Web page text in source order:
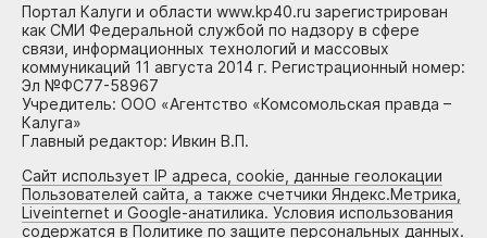
Портал Калуги и области www.kp40.ru зарегистрирован
как СМИ Федеральной службой по надзору в сфере
связи, информационных технологий и массовых
коммуникаций 11 августа 2014 г. Регистрационный номер:
Эл №ФС77-58967
Учредитель: ООО «Агентство «Комсомольская правда –
Калуга»
Главный редактор: Ивкин В.П.
Сайт использует IP адреса, cookie, данные геолокации
Пользователей сайта, а также счетчики Яндекс.Метрика,
Liveinternet и Google-анатилика. Условия использования
содержатся в Политике по защите персональных данных.